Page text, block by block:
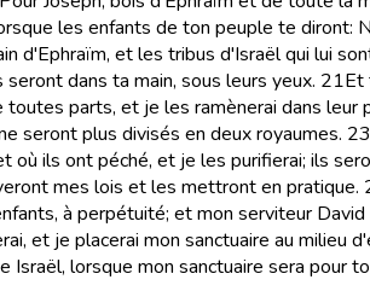
les enfants de ton peuple te diront:
d'Ephraïm, et les tribus d'Israël qui lui
dans ta main, sous leurs yeux. 21Et
parts, et je les ramènerai dans leur
seront plus divisés en deux royaumes. 23
ils ont péché, et je les purifierai; ils
mes lois et les mettront en pratique.
à perpétuité; et mon serviteur
et je placerai mon sanctuaire au milieu
lorsque mon sanctuaire sera pour